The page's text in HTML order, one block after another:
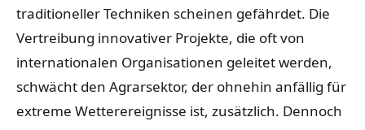
traditioneller Techniken scheinen gefährdet. Die
Vertreibung innovativer Projekte, die oft von
internationalen Organisationen geleitet werden,
schwächt den Agrarsektor, der ohnehin anfällig für
extreme Wetterereignisse ist, zusätzlich. Dennoch